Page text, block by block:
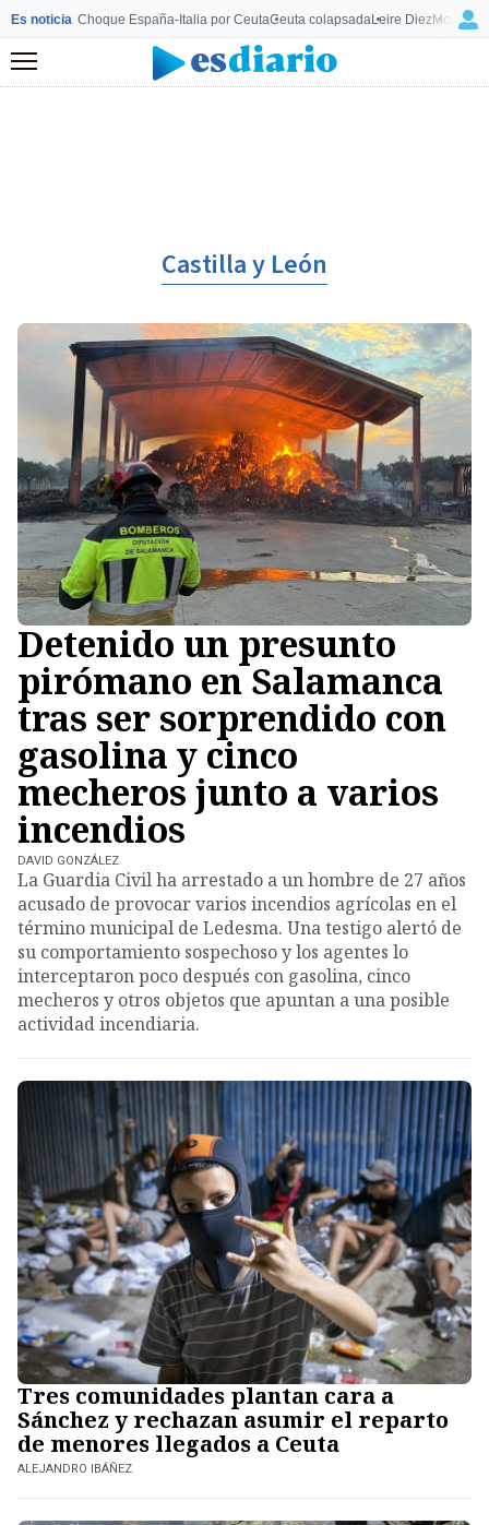
Es noticia Choque España-Italia por CeutaCeuta colapsadaLeire Diez
Menú
Castilla y León
Detenido un presunto
pirómano en Salamanca
tras ser sorprendido con
gasolina y cinco
mecheros junto a varios
incendios
DAVID GONZÁLEZ
La Guardia Civil ha arrestado a un hombre de 27 años
acusado de provocar varios incendios agrícolas en el
término municipal de Ledesma. Una testigo alertó de
su comportamiento sospechoso y los agentes lo
interceptaron poco después con gasolina, cinco
mecheros y otros objetos que apuntan a una posible
actividad incendiaria.
Tres comunidades plantan cara a
Sánchez y rechazan asumir el reparto
de menores llegados a Ceuta
ALEJANDRO IBÁÑEZ